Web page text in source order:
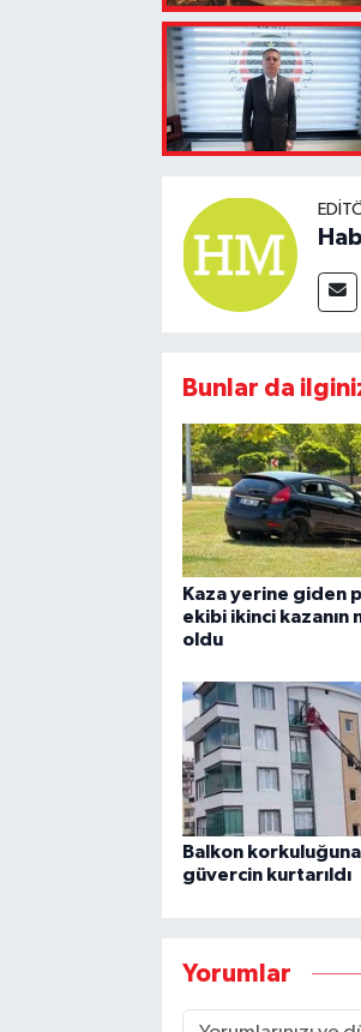
Bunlar da
Kaza yerine giden
ekibi ikinci kazanın
oldu
Balkon korkuluğuna
güvercin kurtarıldı
Yorumlar